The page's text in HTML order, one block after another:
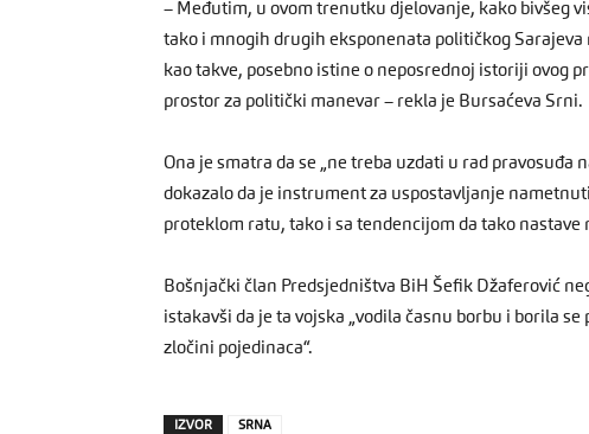
– Međutim, u ovom trenutku djelovanje, kako bivšeg
tako i mnogih drugih eksponenata političkog
kao takve, posebno istine o neposrednoj istoriji ovog
prostor za politički manevar – rekla je Bursaćeva Srni.
Ona je smatra da se „ne treba uzdati u rad
dokazalo da je instrument za uspostavljanje
proteklom ratu, tako i sa tendencijom da tako nastave
Bošnjački član Predsjedništva BiH Šefik Džaferović
istakavši da je ta vojska „vodila časnu borbu i borila
zločini pojedinaca“.
IZVOR SRNA